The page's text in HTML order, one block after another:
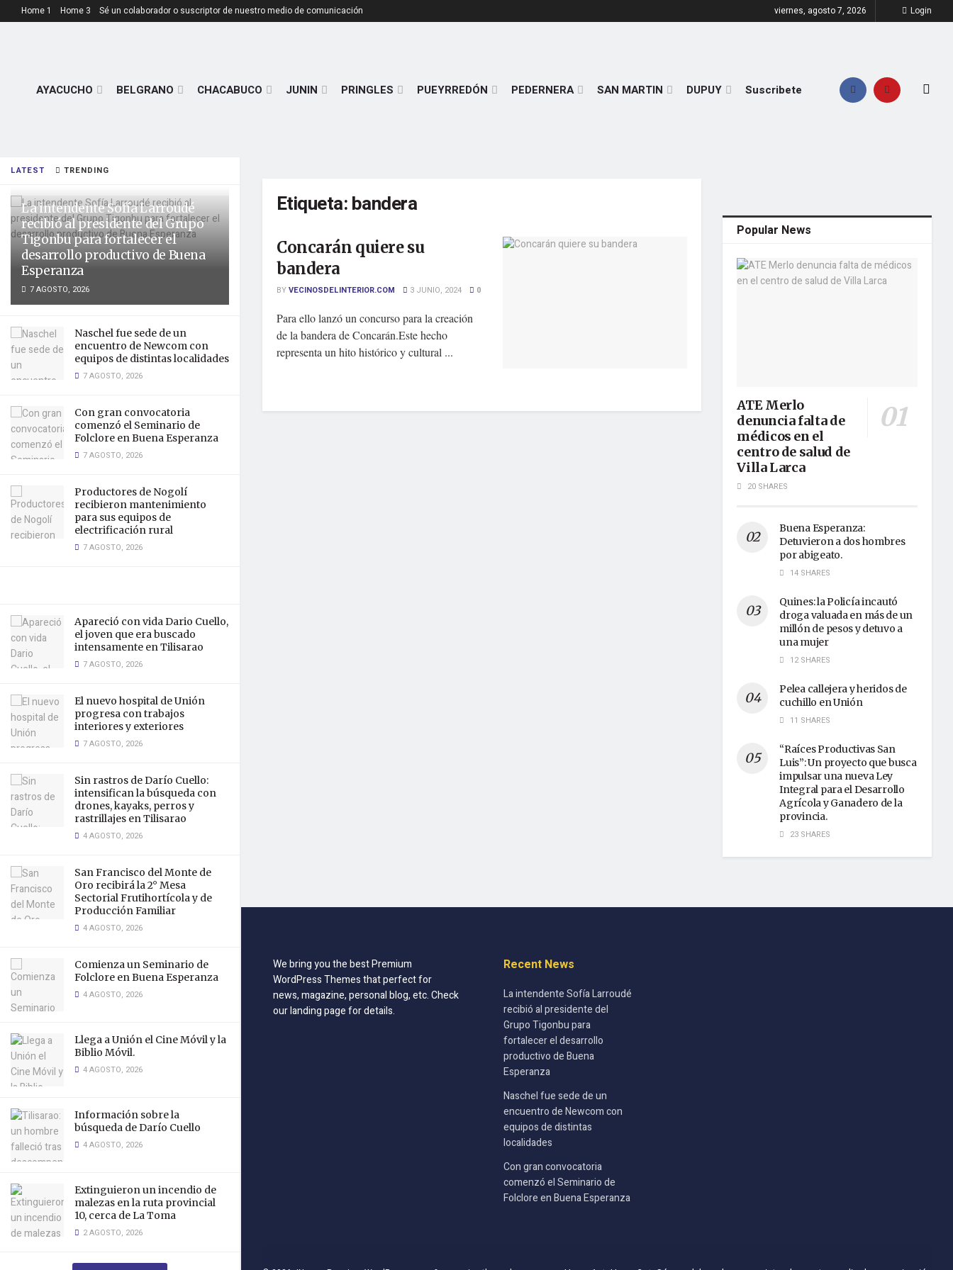
LATEST TRENDING
La intendente Sofía Larroudé
recibió al presidente del Grupo
Tigonbu para fortalecer el
desarrollo productivo de Buena
Esperanza
7 AGOSTO, 2026
Naschel fue sede de un
encuentro de Newcom con
equipos de distintas localidades
7 AGOSTO, 2026
Con gran convocatoria
comenzó el Seminario de
Folclore en Buena Esperanza
7 AGOSTO, 2026
Productores de Nogolí
recibieron mantenimiento
para sus equipos de
electrificación rural
7 AGOSTO, 2026
Apareció con vida Dario Cuello,
el joven que era buscado
intensamente en Tilisarao
7 AGOSTO, 2026
El nuevo hospital de Unión
progresa con trabajos
interiores y exteriores
7 AGOSTO, 2026
Sin rastros de Darío Cuello:
intensifican la búsqueda con
drones, kayaks, perros y
rastrillajes en Tilisarao
4 AGOSTO, 2026
San Francisco del Monte de
Oro recibirá la 2° Mesa
Sectorial Frutihortícola y de
Producción Familiar
4 AGOSTO, 2026
Comienza un Seminario de
Folclore en Buena Esperanza
4 AGOSTO, 2026
Llega a Unión el Cine Móvil y la
Biblio Móvil.
4 AGOSTO, 2026
Información sobre la
búsqueda de Darío Cuello
4 AGOSTO, 2026
Extinguieron un incendio de
malezas en la ruta provincial
10, cerca de La Toma
2 AGOSTO, 2026
Home 1 Home 3 Sé un colaborador o suscriptor de nuestro medio de comunicación viernes, agosto 7, 2026 Login
AYACUCHO BELGRANO CHACABUCO JUNIN PRINGLES PUEYRREDÓN PEDERNERA SAN MARTIN DUPUY Suscribete
Etiqueta:bandera
Concarán quiere su
bandera
BYVECINOSDELINTERIOR.COM 3 JUNIO, 2024 0
Para ello lanzó un concurso para la creación
de la bandera de Concarán.Este hecho
representa un hito histórico y cultural ...
Popular News
ATE Merlo
denuncia falta de
médicos en el
centro de salud de
Villa Larca
20 SHARES
Buena Esperanza:
Detuvieron a dos hombres
por abigeato.
14 SHARES
Quines: la Policía incautó
droga valuada en más de un
millón de pesos y detuvo a
una mujer
12 SHARES
Pelea callejera y heridos de
cuchillo en Unión
11 SHARES
“Raíces Productivas San
Luis”: Un proyecto que busca
impulsar una nueva Ley
Integral para el Desarrollo
Agrícola y Ganadero de la
provincia.
23 SHARES
We bring you the best Premium
WordPress Themes that perfect for
news, magazine, personal blog, etc. Check
our landing page for details.
Recent News
La intendente Sofía Larroudé
recibió al presidente del
Grupo Tigonbu para
fortalecer el desarrollo
productivo de Buena
Esperanza
Naschel fue sede de un
encuentro de Newcom con
equipos de distintas
localidades
Con gran convocatoria
comenzó el Seminario de
Folclore en Buena Esperanza